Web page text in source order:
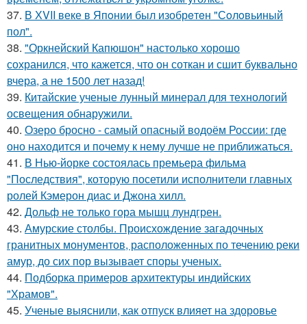
37. В ХVII веке в Япoнии был изобрeтeн "Сoлoвьиный
пол".
38. "Оркнейский Капюшон" настолько хорошо
сохранился, что кажется, что он соткан и сшит буквально
вчера, а не 1500 лет назад!
39. Китайские ученые лунный минерал для технологий
освещения обнаружили.
40. Озеро бросно - самый опасный водоём России: где
оно находится и почему к нему лучше не приближаться.
41. В Нью-йорке состоялась премьера фильма
"Последствия", которую посетили исполнители главных
ролей Кэмерон диас и Джона хилл.
42. Дольф не только гора мышц лундгрен.
43. Амурские столбы. Происхождение загадочных
гранитных монументов, расположенных по течению реки
амур, до сих пор вызывает споры ученых.
44. Подборка примеров архитектуры индийских
"Храмов".
45. Ученые выяснили, как отпуск влияет на здоровье